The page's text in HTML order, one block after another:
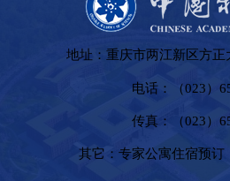
地址：重庆市两江新区方正
电话：（023）
传真：（023）
其它：专家公寓住宿预订